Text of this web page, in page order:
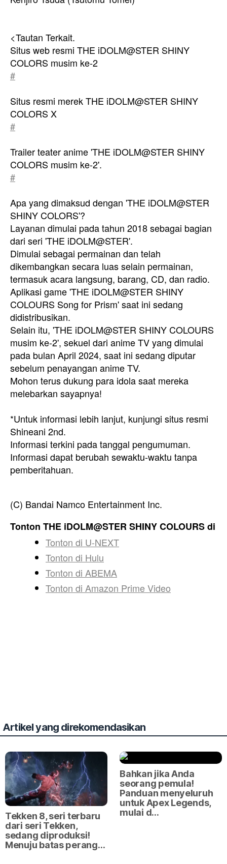
<Tautan Terkait.
Situs web resmi THE iDOLM@STER SHINY
COLORS musim ke-2
#
Situs resmi merek THE iDOLM@STER SHINY
COLORS X
#
Trailer teater anime 'THE iDOLM@STER SHINY
COLORS musim ke-2'.
#
Apa yang dimaksud dengan 'THE iDOLM@STER
SHINY COLORS'?
Layanan dimulai pada tahun 2018 sebagai bagian
dari seri 'THE iDOLM@STER'.
Dimulai sebagai permainan dan telah
dikembangkan secara luas selain permainan,
termasuk acara langsung, barang, CD, dan radio.
Aplikasi game 'THE iDOLM@STER SHINY
COLOURS Song for Prism' saat ini sedang
didistribusikan.
Selain itu, 'THE iDOLM@STER SHINY COLOURS
musim ke-2', sekuel dari anime TV yang dimulai
pada bulan April 2024, saat ini sedang diputar
sebelum penayangan anime TV.
Mohon terus dukung para idola saat mereka
melebarkan sayapnya!
*Untuk informasi lebih lanjut, kunjungi situs resmi
Shineani 2nd.
Informasi terkini pada tanggal pengumuman.
Informasi dapat berubah sewaktu-waktu tanpa
pemberitahuan.
(C) Bandai Namco Entertainment Inc.
Tonton THE iDOLM@STER SHINY COLOURS di
Tonton di U-NEXT
Tonton di Hulu
Tonton di ABEMA
Tonton di Amazon Prime Video
Artikel yang direkomendasikan
Tekken 8, seri terbaru
dari seri Tekken,
sedang diproduksi!
Menuju batas perang…
Bahkan jika Anda
seorang pemula!
Panduan menyeluruh
untuk Apex Legends,
mulai d…